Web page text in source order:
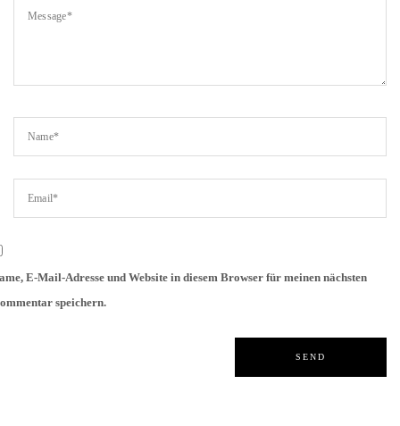
E-Mail-Adresse und Website in diesem Browser für meinen nächsten
speichern.